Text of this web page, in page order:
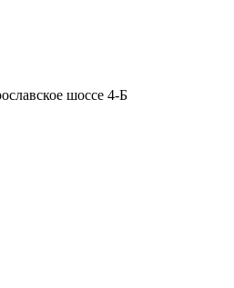
шоссе 4-Б